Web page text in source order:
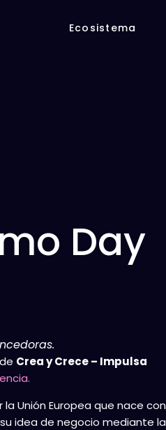
Ecosistema
Day
de Crea y Crece – Impulsa
Unión Europea que nace con
idea de negocio mediante la